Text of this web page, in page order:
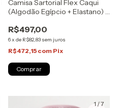
Camisa Sartorial Flex Caqui
(Algodão Egípcio + Elastano) |
R$497,00
6x de R$82,83 sem juros
R$472,15 com Pix
Comprar
1 /7